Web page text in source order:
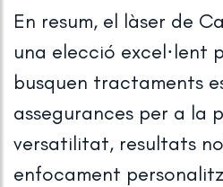
En resum, el làser de
una elecció excel·lent
busquen tractaments
assegurances per a la
versatilitat, resultats
enfocament